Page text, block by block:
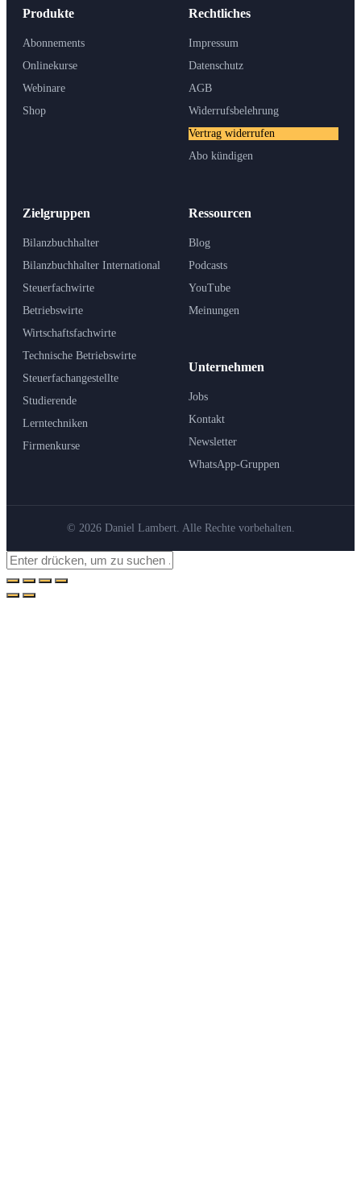
Produkte
Abonnements
Onlinekurse
Webinare
Shop
Zielgruppen
Bilanzbuchhalter
Bilanzbuchhalter International
Steuerfachwirte
Betriebswirte
Wirtschaftsfachwirte
Technische Betriebswirte
Steuerfachangestellte
Studierende
Lerntechniken
Firmenkurse
Ressourcen
Blog
Podcasts
YouTube
Meinungen
Unternehmen
Jobs
Kontakt
Newsletter
WhatsApp-Gruppen
Rechtliches
Impressum
Datenschutz
AGB
Widerrufsbelehrung
Vertrag widerrufen
Abo kündigen
© 2026 Daniel Lambert. Alle Rechte vorbehalten.